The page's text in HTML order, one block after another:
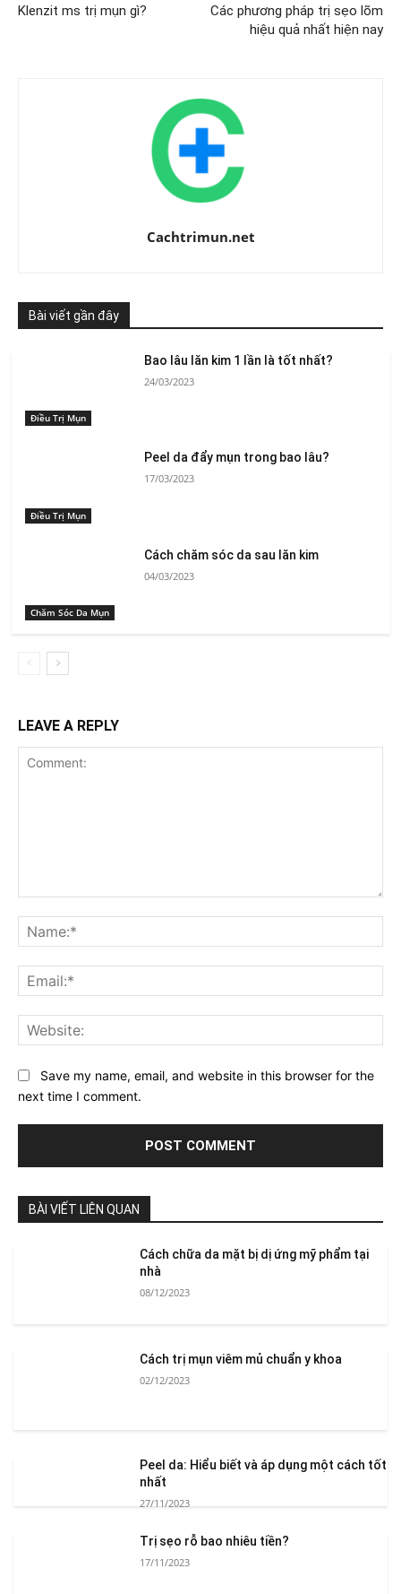
Klenzit ms trị mụn gì?
Các phương pháp trị sẹo lõm
hiệu quả nhất hiện nay
Cachtrimun.net
Bài viết gần đây
Điều Trị Mụn
Bao lâu lăn kim 1 lần là tốt nhất?
24/03/2023
Điều Trị Mụn
Peel da đẩy mụn trong bao lâu?
17/03/2023
Chăm Sóc Da Mụn
Cách chăm sóc da sau lăn kim
04/03/2023
LEAVE A REPLY
Save my name, email, and website in this browser for the
next time I comment.
BÀI VIẾT LIÊN QUAN
Cách chữa da mặt bị dị ứng mỹ phẩm tại
nhà
08/12/2023
Cách trị mụn viêm mủ chuẩn y khoa
02/12/2023
Peel da: Hiểu biết và áp dụng một cách tốt
nhất
27/11/2023
Trị sẹo rỗ bao nhiêu tiền?
17/11/2023